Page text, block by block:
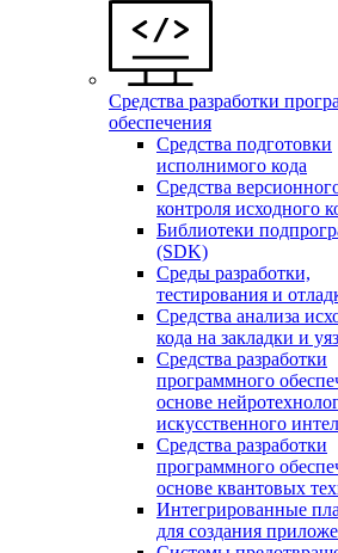
Средства разработки
обеспечения
Средства подготовки
исполнимого кода
Средства
контроля исходного
Библиотеки
(SDK)
Среды разработки,
тестирования и
Средства анализа
кода на закладки и
Средства разработки
программного
основе
искусственного
Средства разработки
программного
основе квантовых
Интегрированные
для создания